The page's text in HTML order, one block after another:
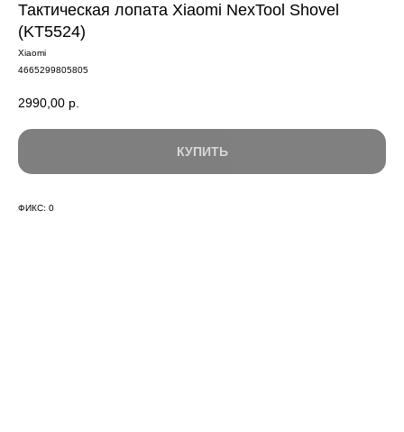
Тактическая лопата Xiaomi NexTool Shovel
(KT5524)
Xiaomi
4665299805805
2990,00 р.
КУПИТЬ
ФИКС: 0